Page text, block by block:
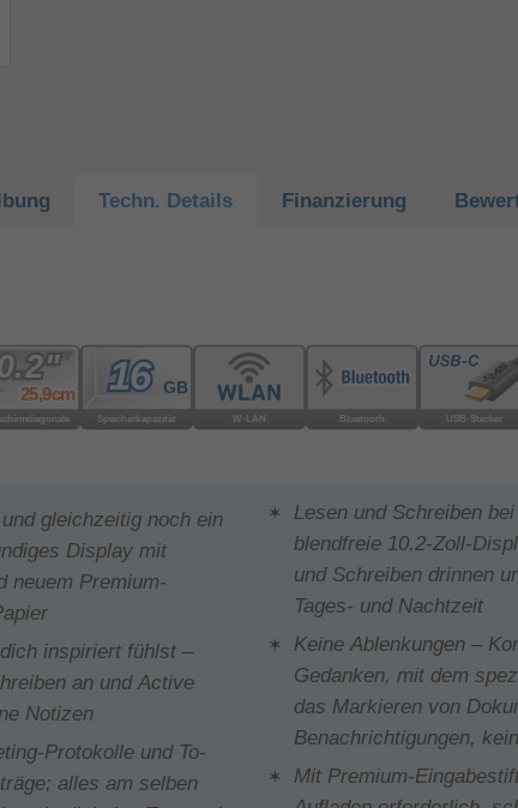
Techn. Details Finanzierung
gleichzeitig noch ein
Display mit
neuem Premium-
inspiriert fühlst –
an und Active
Notizen
Protokolle und To-
alles am selben
Lesen und Schreiben
blendfreie 10,2-Zoll-
und Schreiben drinnen
Tages- und Nachtzeit
Keine Ablenkungen –
Gedanken, mit dem
das Markieren von
Benachrichtigungen,
Mit Premium-